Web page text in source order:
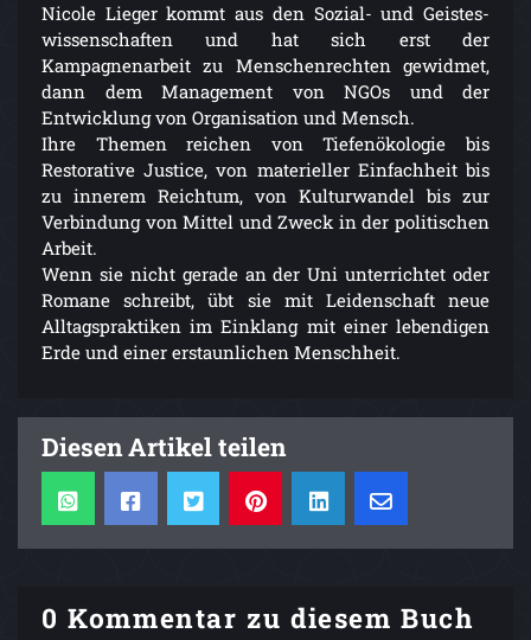
Nicole Lieger kommt aus den Sozial- und Geistes­
wissenschaften und hat sich erst der
Kampagnenarbeit zu Menschenrechten gewidmet,
dann dem Management von NGOs und der
Entwicklung von Organisation und Mensch.
Ihre Themen reichen von Tiefenökologie bis
Restorative Justice, von materieller Einfachheit bis
zu innerem Reichtum, von Kulturwandel bis zur
Verbindung von Mittel und Zweck in der politischen
Arbeit.
Wenn sie nicht gerade an der Uni unterrichtet oder
Romane schreibt, übt sie mit Leidenschaft neue
Alltagspraktiken im Einklang mit einer lebendigen
Erde und einer erstaunlichen Menschheit.
Diesen Artikel teilen
0 Kommentar zu diesem Buch